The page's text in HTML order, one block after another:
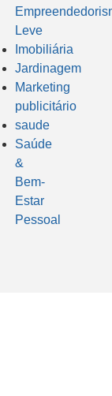
Leve
Imobiliária
Jardinagem
Marketing
publicitário
saude
Saúde
&
Bem-
Estar
Pessoal